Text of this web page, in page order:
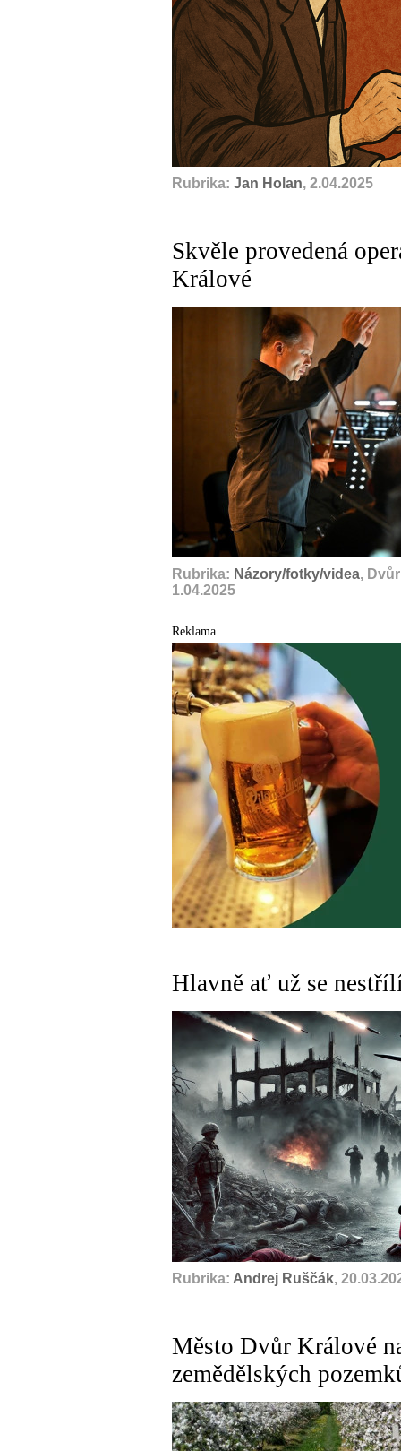
Rubrika: Jan Holan, 2.04.2025
Skvěle provedená
Králové
Rubrika: Názory/fotky/videa,
1.04.2025
Reklama
Hlavně ať už se
Rubrika: Andrej Ruščák,
Město Dvůr Králové
zemědělských